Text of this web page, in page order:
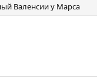
Валенсии у Марса